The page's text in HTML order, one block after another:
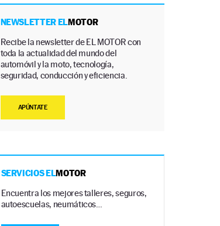
NEWSLETTER ELMOTOR
Recibe la newsletter de EL MOTOR con
toda la actualidad del mundo del
automóvil y la moto, tecnología,
seguridad, conducción y eficiencia.
APÚNTATE
SERVICIOS ELMOTOR
Encuentra los mejores talleres, seguros,
autoescuelas, neumáticos…